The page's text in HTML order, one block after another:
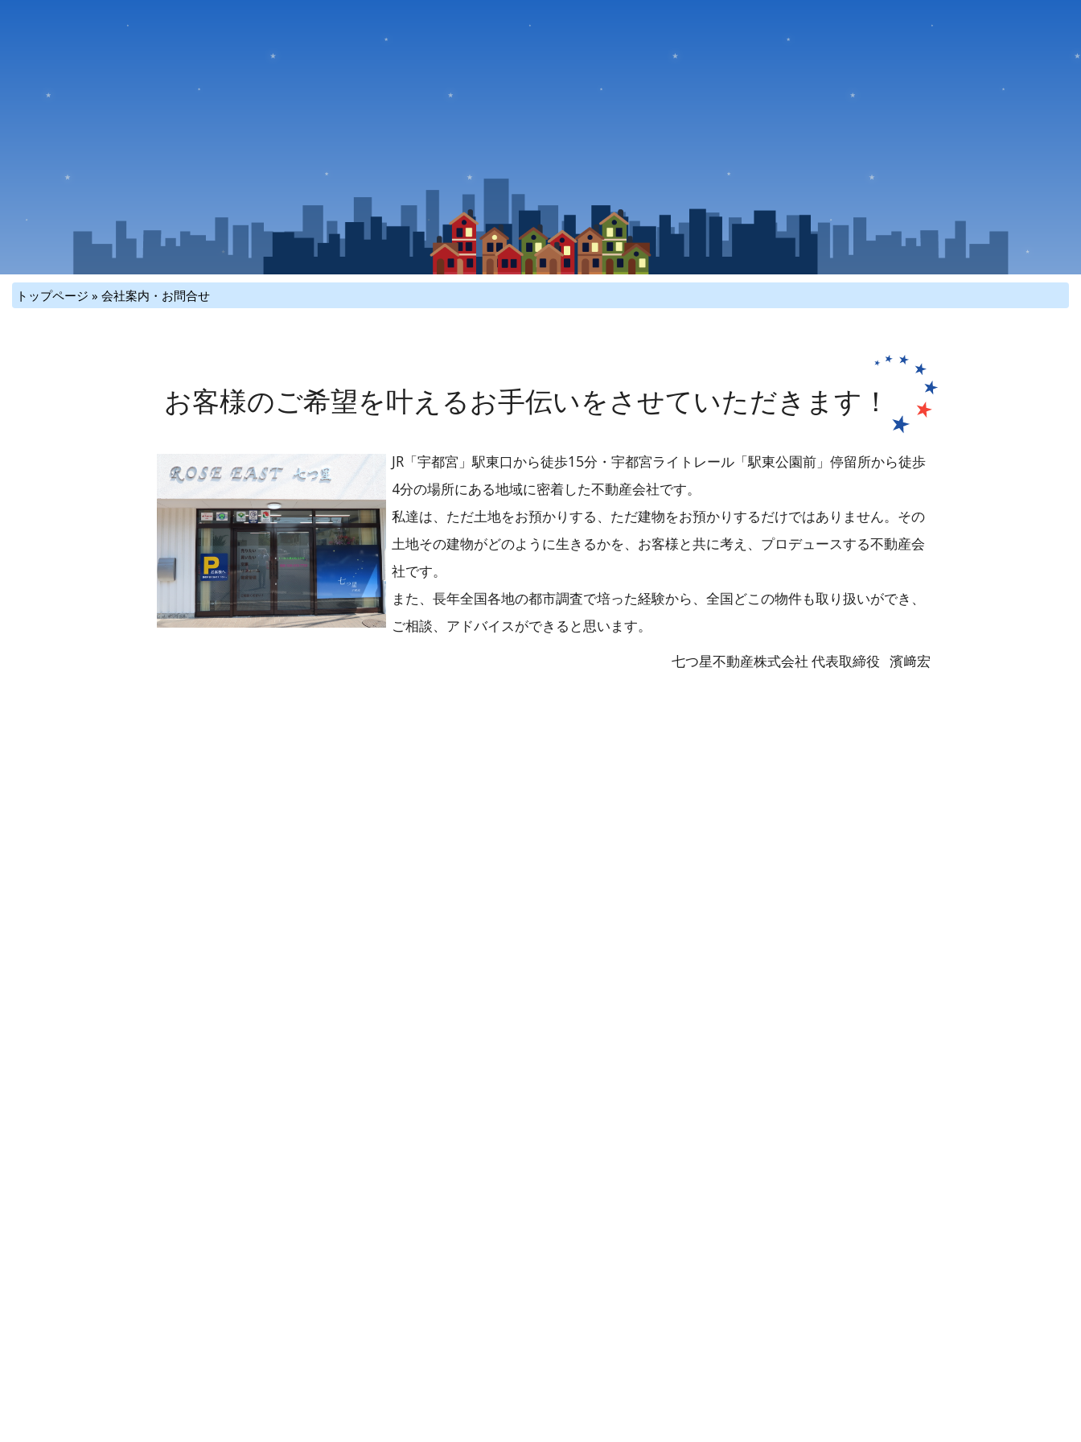
トップページ » 会社案内・お問合せ
お客様のご希望を叶えるお手伝いをさせていただきます！
JR「宇都宮」駅東口から徒歩15分・宇都宮ライトレール「駅東公園前」停留所から徒歩
4分の場所にある地域に密着した不動産会社です。
私達は、ただ土地をお預かりする、ただ建物をお預かりするだけではありません。その
土地その建物がどのように生きるかを、お客様と共に考え、プロデュースする不動産会
社です。
また、長年全国各地の都市調査で培った経験から、全国どこの物件も取り扱いができ、
ご相談、アドバイスができると思います。
七つ星不動産株式会社 代表取締役 濱﨑宏